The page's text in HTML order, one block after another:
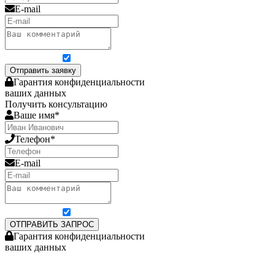
E-mail
Отправить заявку
Гарантия конфиденциальности
ваших данных
Получить консультацию
Ваше имя*
Телефон*
E-mail
ОТПРАВИТЬ ЗАПРОС
Гарантия конфиденциальности
ваших данных